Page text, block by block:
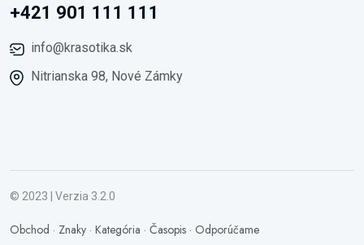
+421 901 111 111
info@krasotika.sk
Nitrianska 98, Nové Zámky
© 2023 | Verzia 3.2.0
Obchod · Znaky · Kategória · Časopis · Odporúčame